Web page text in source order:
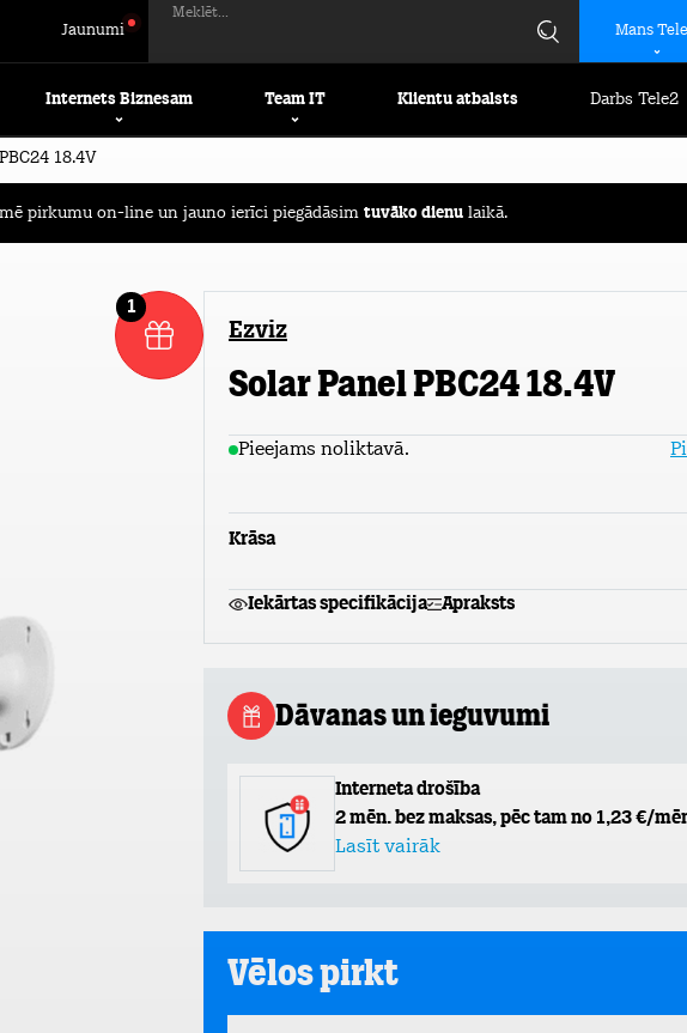
Jaunumi
Meklēt...
Mans
Internets Biznesam Team IT Klientu atbalsts Darbs Tele2
18.4V
pirkumu on-line un jauno ierīci piegādāsim tuvāko dienu laikā.
1
Ezviz
Solar Panel PBC24 18.4V
Pieejams noliktavā.
Krāsa
Iekārtas specifikācija Apraksts
Dāvanas un ieguvumi
Interneta drošība
2 mēn. bez maksas, pēc tam no 1,23 €/
Lasīt vairāk
Vēlos pirkt